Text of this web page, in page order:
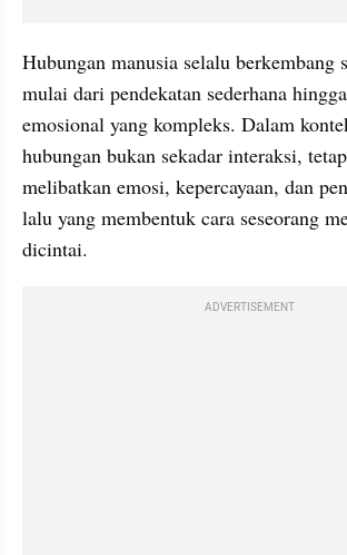
Hubungan manusia selalu berkembang
mulai dari pendekatan sederhana
emosional yang kompleks. Dalam
hubungan bukan sekadar interaksi,
melibatkan emosi, kepercayaan, dan
lalu yang membentuk cara seseorang
dicintai.
ADVERTISEMENT